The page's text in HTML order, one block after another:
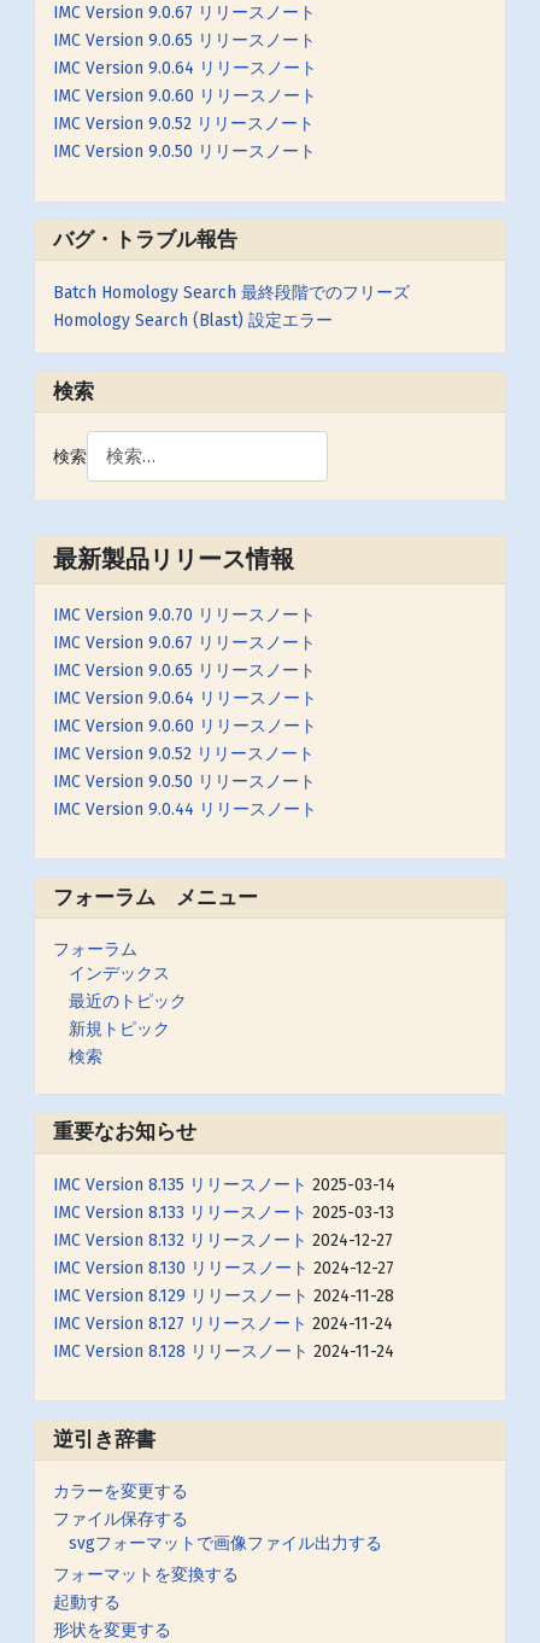
最新製品リリース情報
IMC Version 9.0.70 リリースノート
IMC Version 9.0.67 リリースノート
IMC Version 9.0.65 リリースノート
IMC Version 9.0.64 リリースノート
IMC Version 9.0.60 リリースノート
IMC Version 9.0.52 リリースノート
IMC Version 9.0.50 リリースノート
IMC Version 9.0.44 リリースノート
フォーラム メニュー
フォーラム
インデックス
最近のトピック
新規トピック
検索
重要なお知らせ
IMC Version 8.135 リリースノート 2025-03-14
IMC Version 8.133 リリースノート 2025-03-13
IMC Version 8.132 リリースノート 2024-12-27
IMC Version 8.130 リリースノート 2024-12-27
IMC Version 8.129 リリースノート 2024-11-28
IMC Version 8.127 リリースノート 2024-11-24
IMC Version 8.128 リリースノート 2024-11-24
逆引き辞書
カラーを変更する
ファイル保存する
svgフォーマットで画像ファイル出力する
フォーマットを変換する
起動する
形状を変更する
IMC Version 9.0.67 リリースノート
IMC Version 9.0.65 リリースノート
IMC Version 9.0.64 リリースノート
IMC Version 9.0.60 リリースノート
IMC Version 9.0.52 リリースノート
IMC Version 9.0.50 リリースノート
バグ・トラブル報告
Batch Homology Search 最終段階でのフリーズ
Homology Search (Blast) 設定エラー
検索
検索